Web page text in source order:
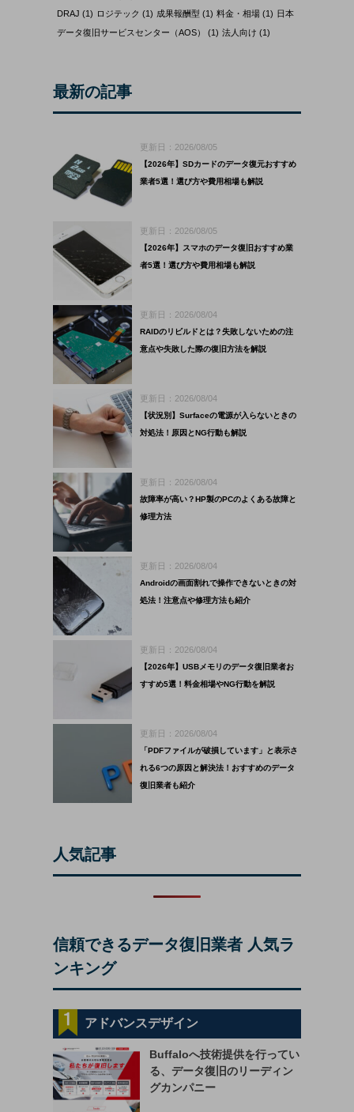
DRAJ (1) ロジテック (1) 成果報酬型 (1) 料金・相場 (1) 日本
データ復旧サービスセンター（AOS）
(1) 法人向け (1)
最新の記事
更新日：2026/08/05
【2026年】SDカードのデータ復元おすすめ
業者5選！選び方や費用相場も解説
更新日：2026/08/05
【2026年】スマホのデータ復旧おすすめ業
者5選！選び方や費用相場も解説
更新日：2026/08/04
RAIDのリビルドとは？失敗しないための注
意点や失敗した際の復旧方法を解説
更新日：2026/08/04
【状況別】Surfaceの電源が入らないときの
対処法！原因とNG行動も解説
更新日：2026/08/04
故障率が高い？HP製のPCのよくある故障と
修理方法
更新日：2026/08/04
Androidの画面割れで操作できないときの対
処法！注意点や修理方法も紹介
更新日：2026/08/04
【2026年】USBメモリのデータ復旧業者お
すすめ5選！料金相場やNG行動を解説
更新日：2026/08/04
「PDFファイルが破損しています」と表示さ
れる6つの原因と解決法！おすすめのデータ
復旧業者も紹介
人気記事
信頼できるデータ復旧業者 人気ラ
ンキング
アドバンスデザイン
Buffaloへ技術提供を行ってい
る、データ復旧のリーディン
グカンパニー